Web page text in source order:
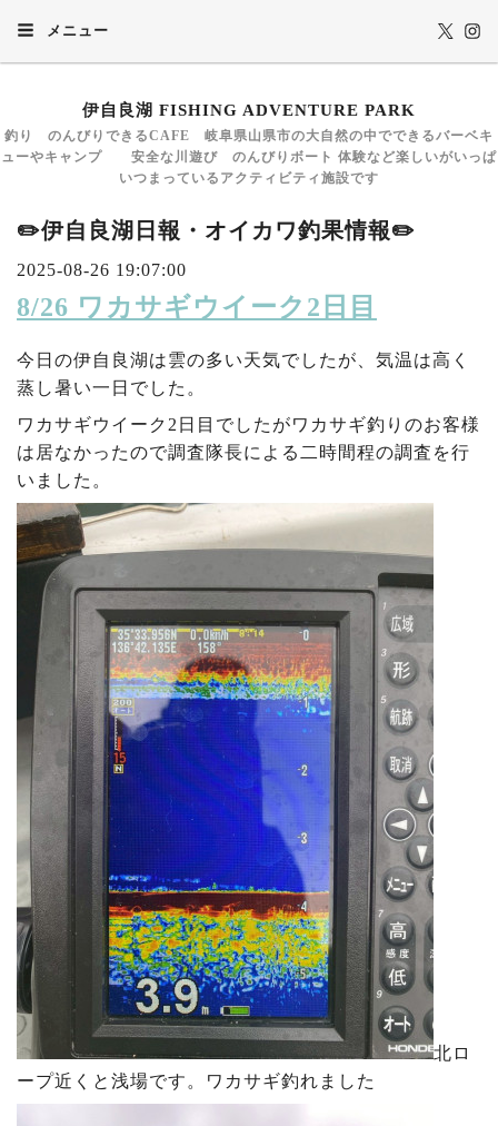
メニュー
伊自良湖 FISHING ADVENTURE PARK
釣り のんびりできるCAFE 岐阜県山県市の大自然の中でできるバーベキ
ューやキャンプ 安全な川遊び のんびりボート 体験など楽しいがいっぱ
いつまっているアクティビティ施設です
✏️伊自良湖日報・オイカワ釣果情報✏️
2025-08-26 19:07:00
8/26 ワカサギウイーク2日目
今日の伊自良湖は雲の多い天気でしたが、気温は高く
蒸し暑い一日でした。
ワカサギウイーク2日目でしたがワカサギ釣りのお客様
は居なかったので調査隊長による二時間程の調査を行
いました。
北ロ
ープ近くと浅場です。ワカサギ釣れました